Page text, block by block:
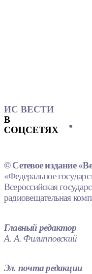
ИС ВЕСТИ
В
СОЦСЕТЯХ
© Сетевое издание
«Федеральное
Всероссийская
радиовещательная
Главный редактор
А. А. Филипповский
Эл. почта редакции